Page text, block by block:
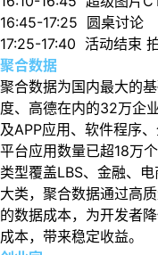
16:45-17:25 圆桌讨论
17:25-17:40 活动结束
聚合数据
聚合数据为国内最大的
度、高德在内的32万企
及APP应用、软件程序
平台应用数量已超18万
类型覆盖LBS、金融、
大类，聚合数据通过高
的数据成本，为开发者
成本，带来稳定收益。